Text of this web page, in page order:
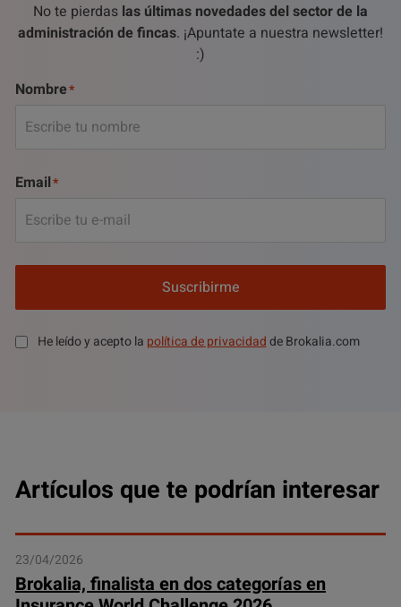
No te pierdas las últimas novedades del sector de la
administración de fincas. ¡Apuntate a nuestra newsletter!
:)
Nombre
Email
Suscribirme
He leído y acepto la política de privacidadde Brokalia.com
Artículos que te podrían interesar
23/04/2026
Brokalia, finalista en dos categorías en